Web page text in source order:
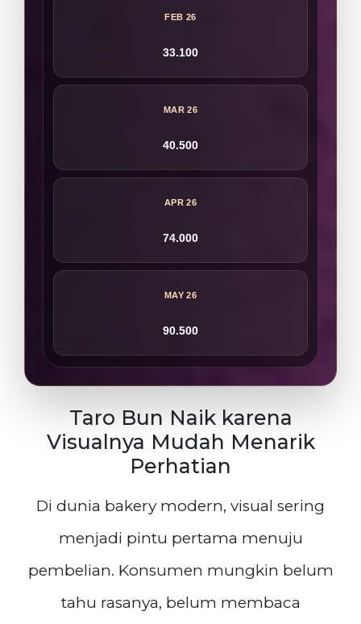
FEB 26
33.100
MAR 26
40.500
APR 26
74.000
MAY 26
90.500
Taro Bun Naik karena
Visualnya Mudah Menarik
Perhatian
Di dunia bakery modern, visual sering
menjadi pintu pertama menuju
pembelian. Konsumen mungkin belum
tahu rasanya, belum membaca